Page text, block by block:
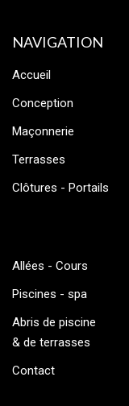
NAVIGATION
Accueil
Conception
Maçonnerie
Terrasses
Clôtures - Portails
Allées - Cours
Piscines - spa
Abris de piscine
& de terrasses
Contact